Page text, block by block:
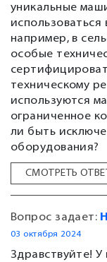
уникальные
использоваться
например, в
особые
техническому
используются
ограниченное
ли быть
оборудования?
СМОТРЕТЬ
Вопрос задает:
03 октября 2024
Здравствуйте!